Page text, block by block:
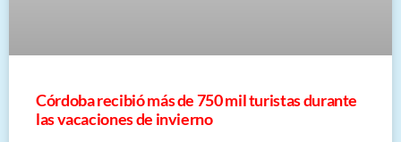
Córdoba recibió más de 750 mil turistas durante
las vacaciones de invierno